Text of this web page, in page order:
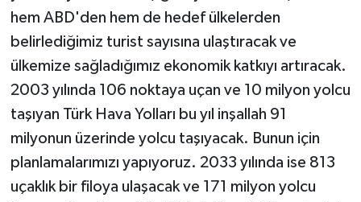
hem ABD'den hem de hedef ülkelerden
belirlediğimiz turist sayısına ulaştıracak ve
ülkemize sağladığımız ekonomik katkıyı artıracak.
2003 yılında 106 noktaya uçan ve 10 milyon yolcu
taşıyan Türk Hava Yolları bu yıl inşallah 91
milyonun üzerinde yolcu taşıyacak. Bunun için
planlamalarımızı yapıyoruz. 2033 yılında ise 813
uçaklık bir filoya ulaşacak ve 171 milyon yolcu